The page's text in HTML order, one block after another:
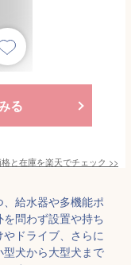
る
と在庫を楽天でチェック >>
給水器や多機能ポ
問わず設置や持ち
ドライブ、さらに
犬から大型犬まで